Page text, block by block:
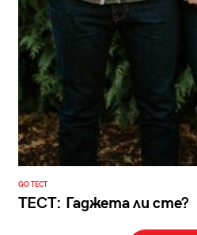
GO ТЕСТ
ТЕСТ: Гаджета ли сте?